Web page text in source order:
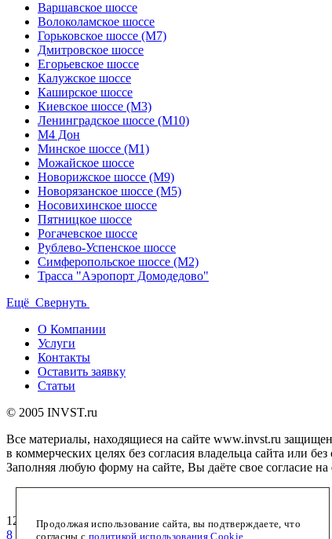
Варшавское шоссе
Волоколамское шоссе
Горьковское шоссе (М7)
Дмитровское шоссе
Егорьевское шоссе
Калужское шоссе
Каширское шоссе
Киевское шоссе (М3)
Ленинградское шоссе (М10)
М4 Дон
Минское шоссе (М1)
Можайское шоссе
Новорижское шоссе (М9)
Новорязанское шоссе (М5)
Носовихинское шоссе
Пятницкое шоссе
Рогачевское шоссе
Рублево-Успенское шоссе
Симферопольское шоссе (М2)
Трасса "Аэропорт Домодедово"
Ещё Свернуть
О Компании
Услуги
Контакты
Оставить заявку
Статьи
© 2005 INVST.ru
Все материалы, находящиеся на сайте www.invst.ru
в коммерческих целях без согласия владельца сайта или
Заполняя любую форму на сайте, Вы даёте свое согласие
125362 Москва,Строительный пр-д, 7а, корп. 28, офис 316
8 (495) 772-7658(многоканальный)
Продолжая использование сайта, вы подтверждаете, что
согласны с политикой использования Cookie